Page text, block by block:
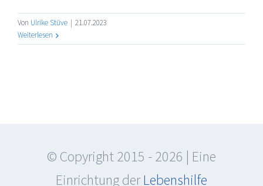
Von Ulrike Stüve | 21.07.2023
Weiterlesen
© Copyright 2015 -2026 | Eine
Einrichtung derLebenshilfe